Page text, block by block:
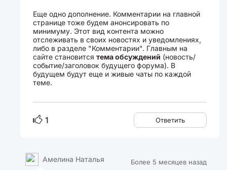
Еще одно дополнение. Комментарии на главной
странице тоже будем анонсировать по
минимуму. Этот вид контента можно
отслеживать в своих новостях и уведомлениях,
либо в разделе "Комментарии". Главным на
сайте становитсятема обсуждений (новость/
событие/заголовок будущего форума). В
будущем будут еще и живые чаты по каждой
теме.
1 Ответить
Более 5 месяцев назад
Амелина Наталья